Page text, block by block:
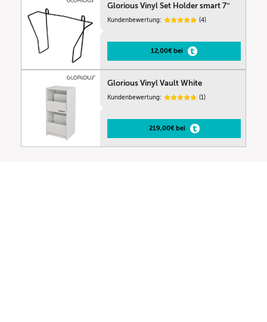
Glorious Vinyl Set Holder smart 7″
Kundenbewertung: (4)
12,00€ bei
Glorious Vinyl Vault White
Kundenbewertung: (1)
219,00€ bei